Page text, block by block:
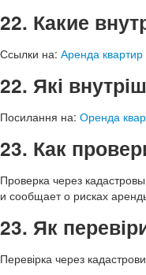
22. Какие
Ссылки на: Аренда
22. Які
Посилання на: Оренда
23. Как
Проверка через
и сообщает о рисках
23. Як
Перевірка через